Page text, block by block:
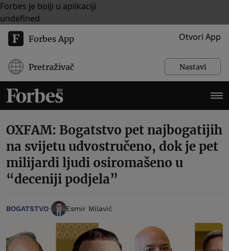
Forbes je bolji u aplikaciji
undefined
Forbes App Otvori App
Pretraživač Nastavi
OXFAM: Bogatstvo pet najbogatijih
na svijetu udvostručeno, dok je pet
milijardi ljudi osiromašeno u
“deceniji podjela”
BOGATSTVO Esmir Milavić